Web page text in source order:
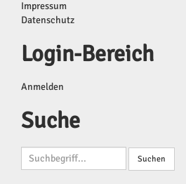
Impressum
Datenschutz
Login-Bereich
Anmelden
Suche
Suchbegriffe